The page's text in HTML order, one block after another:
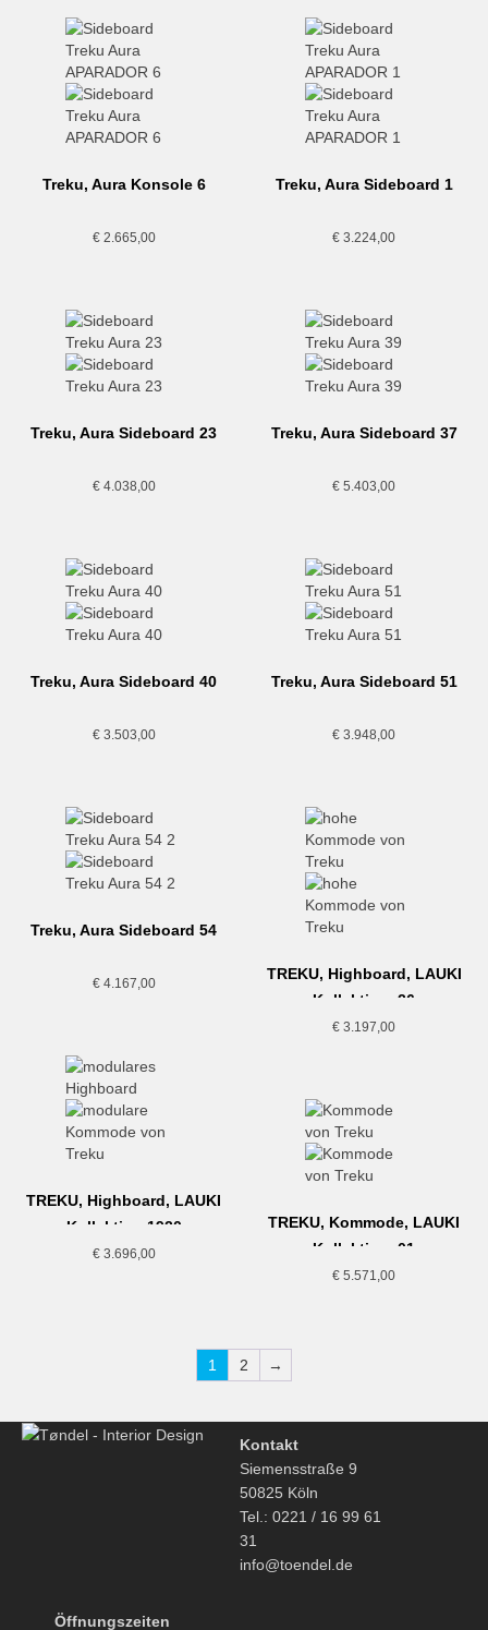
Treku, Aura Konsole 6
€2.665,00
Treku, Aura Sideboard 1
€ 3.224,00
Treku, Aura Sideboard 23
€4.038,00
Treku, Aura Sideboard 37
€ 5.403,00
Treku, Aura Sideboard 40
€3.503,00
Treku, Aura Sideboard 51
€ 3.948,00
Treku, Aura Sideboard 54
€4.167,00
TREKU, Highboard, LAUKI
Kollektion, 26
€ 3.197,00
TREKU, Highboard, LAUKI
Kollektion,1920
€3.696,00
TREKU, Kommode, LAUKI
Kollektion, 01
€ 5.571,00
1 2 →
Kontakt
Siemensstraße 9
50825 Köln
Tel.: 0221 / 16 99 61
31
info@toendel.de
Öffnungszeiten